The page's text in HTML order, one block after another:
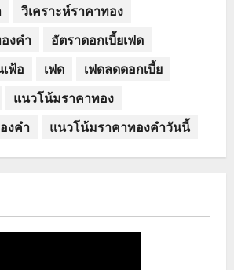
วิเคราะห์ราคาทอง
งคำ
อัตราดอกเบี้ยเฟด
เฟ้อ เฟด
เฟดลดดอกเบี้ย
แนวโน้มราคาทอง
งคำ
แนวโน้มราคาทองคำวันนี้